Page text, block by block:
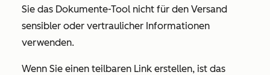
Sie das Dokumente-Tool nicht für den Versand
sensibler oder vertraulicher Informationen
verwenden.
Wenn Sie einen teilbaren Link erstellen, ist das